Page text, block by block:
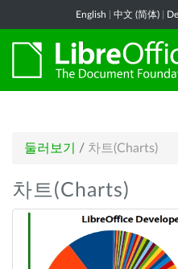
English 中文 (简体)
둘러보기 / 차트(Charts)
차트(Charts)